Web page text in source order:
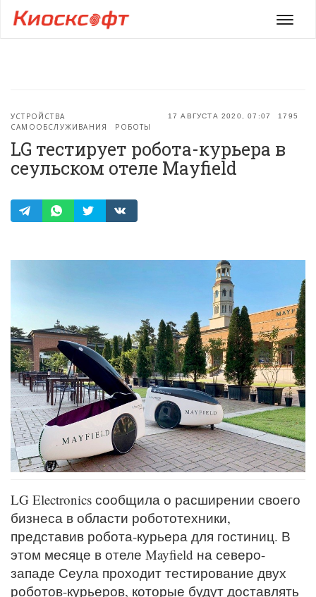
Меню
17 АВГУСТА 2020, 07:07 1795
УСТРОЙСТВА
САМООБСЛУЖИВАНИЯ
РОБОТЫ
LG тестирует робота-курьера в
сеульском отеле Mayfield
LG Electronics сообщила о расширении своего
бизнеса в области робототехники,
представив робота-курьера для гостиниц. В
этом месяце в отеле Mayfield на северо-
западе Сеула проходит тестирование двух
роботов-курьеров, которые будут доставлять